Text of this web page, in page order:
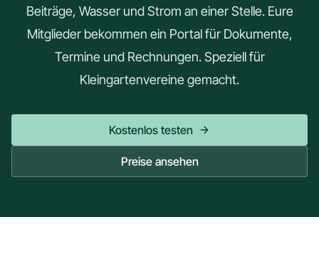
Beiträge, Wasser und Strom an einer Stelle. Eure
Mitglieder bekommen ein Portal für Dokumente,
Termine und Rechnungen. Speziell für
Kleingartenvereine gemacht.
Kostenlos testen
Preise ansehen